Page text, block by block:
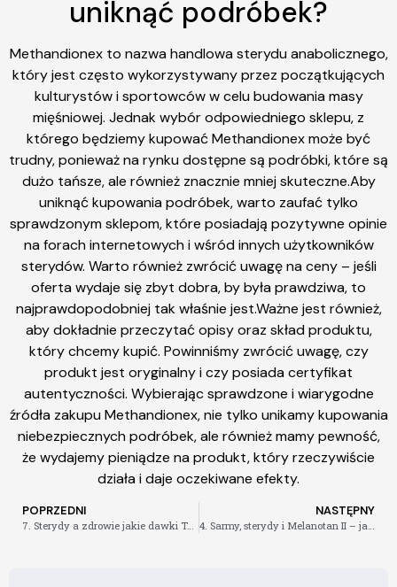
uniknąć podróbek?
Methandionex to nazwa handlowa sterydu anabolicznego,
który jest często wykorzystywany przez początkujących
kulturystów i sportowców w celu budowania masy
mięśniowej. Jednak wybór odpowiedniego sklepu, z
którego będziemy kupować Methandionex może być
trudny, ponieważ na rynku dostępne są podróbki, które są
dużo tańsze, ale również znacznie mniej skuteczne.Aby
uniknąć kupowania podróbek, warto zaufać tylko
sprawdzonym sklepom, które posiadają pozytywne opinie
na forach internetowych i wśród innych użytkowników
sterydów. Warto również zwrócić uwagę na ceny – jeśli
oferta wydaje się zbyt dobra, by była prawdziwa, to
najprawdopodobniej tak właśnie jest.Ważne jest również,
aby dokładnie przeczytać opisy oraz skład produktu,
który chcemy kupić. Powinniśmy zwrócić uwagę, czy
produkt jest oryginalny i czy posiada certyfikat
autentyczności. Wybierając sprawdzone i wiarygodne
źródła zakupu Methandionex, nie tylko unikamy kupowania
niebezpiecznych podróbek, ale również mamy pewność,
że wydajemy pieniądze na produkt, który rzeczywiście
działa i daje oczekiwane efekty.
POPRZEDNI
7. Sterydy a zdrowie jakie dawki Testosteronu FenylPropionianu są bezpieczne
NASTĘPNY